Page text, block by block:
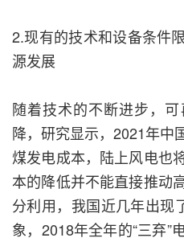
2.现有的技术和设备条件
源发展
随着技术的不断进步，
降，研究显示，2021年中
煤发电成本，陆上风电也
本的降低并不能直接推动
分利用，我国近几年出现
象，2018年全年的“三弃”